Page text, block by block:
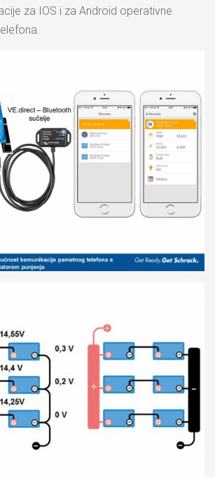
za IOS i za Android operativne